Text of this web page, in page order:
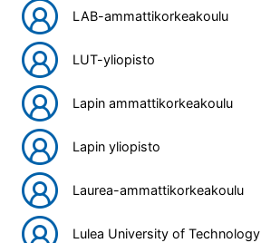
LAB-ammattikorkeakoulu
LUT-yliopisto
Lapin ammattikorkeakoulu
Lapin yliopisto
Laurea-ammattikorkeakoulu
Lulea University of Technology